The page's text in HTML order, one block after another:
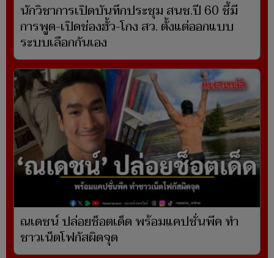
นักวิชาการเปิดบันทึกประชุม สนช.ปี 60 ชี้มี
การพูด-เปิดช่องฮั้ว-โกง สว. ตั้งแต่ออกแบบ
ระบบเลือกกันเอง
ณเดชน์ ปล่อยช็อตเด็ด พร้อมแคปชั่นพีค ทำ
ชาวเน็ตโฟกัสผิดจุด